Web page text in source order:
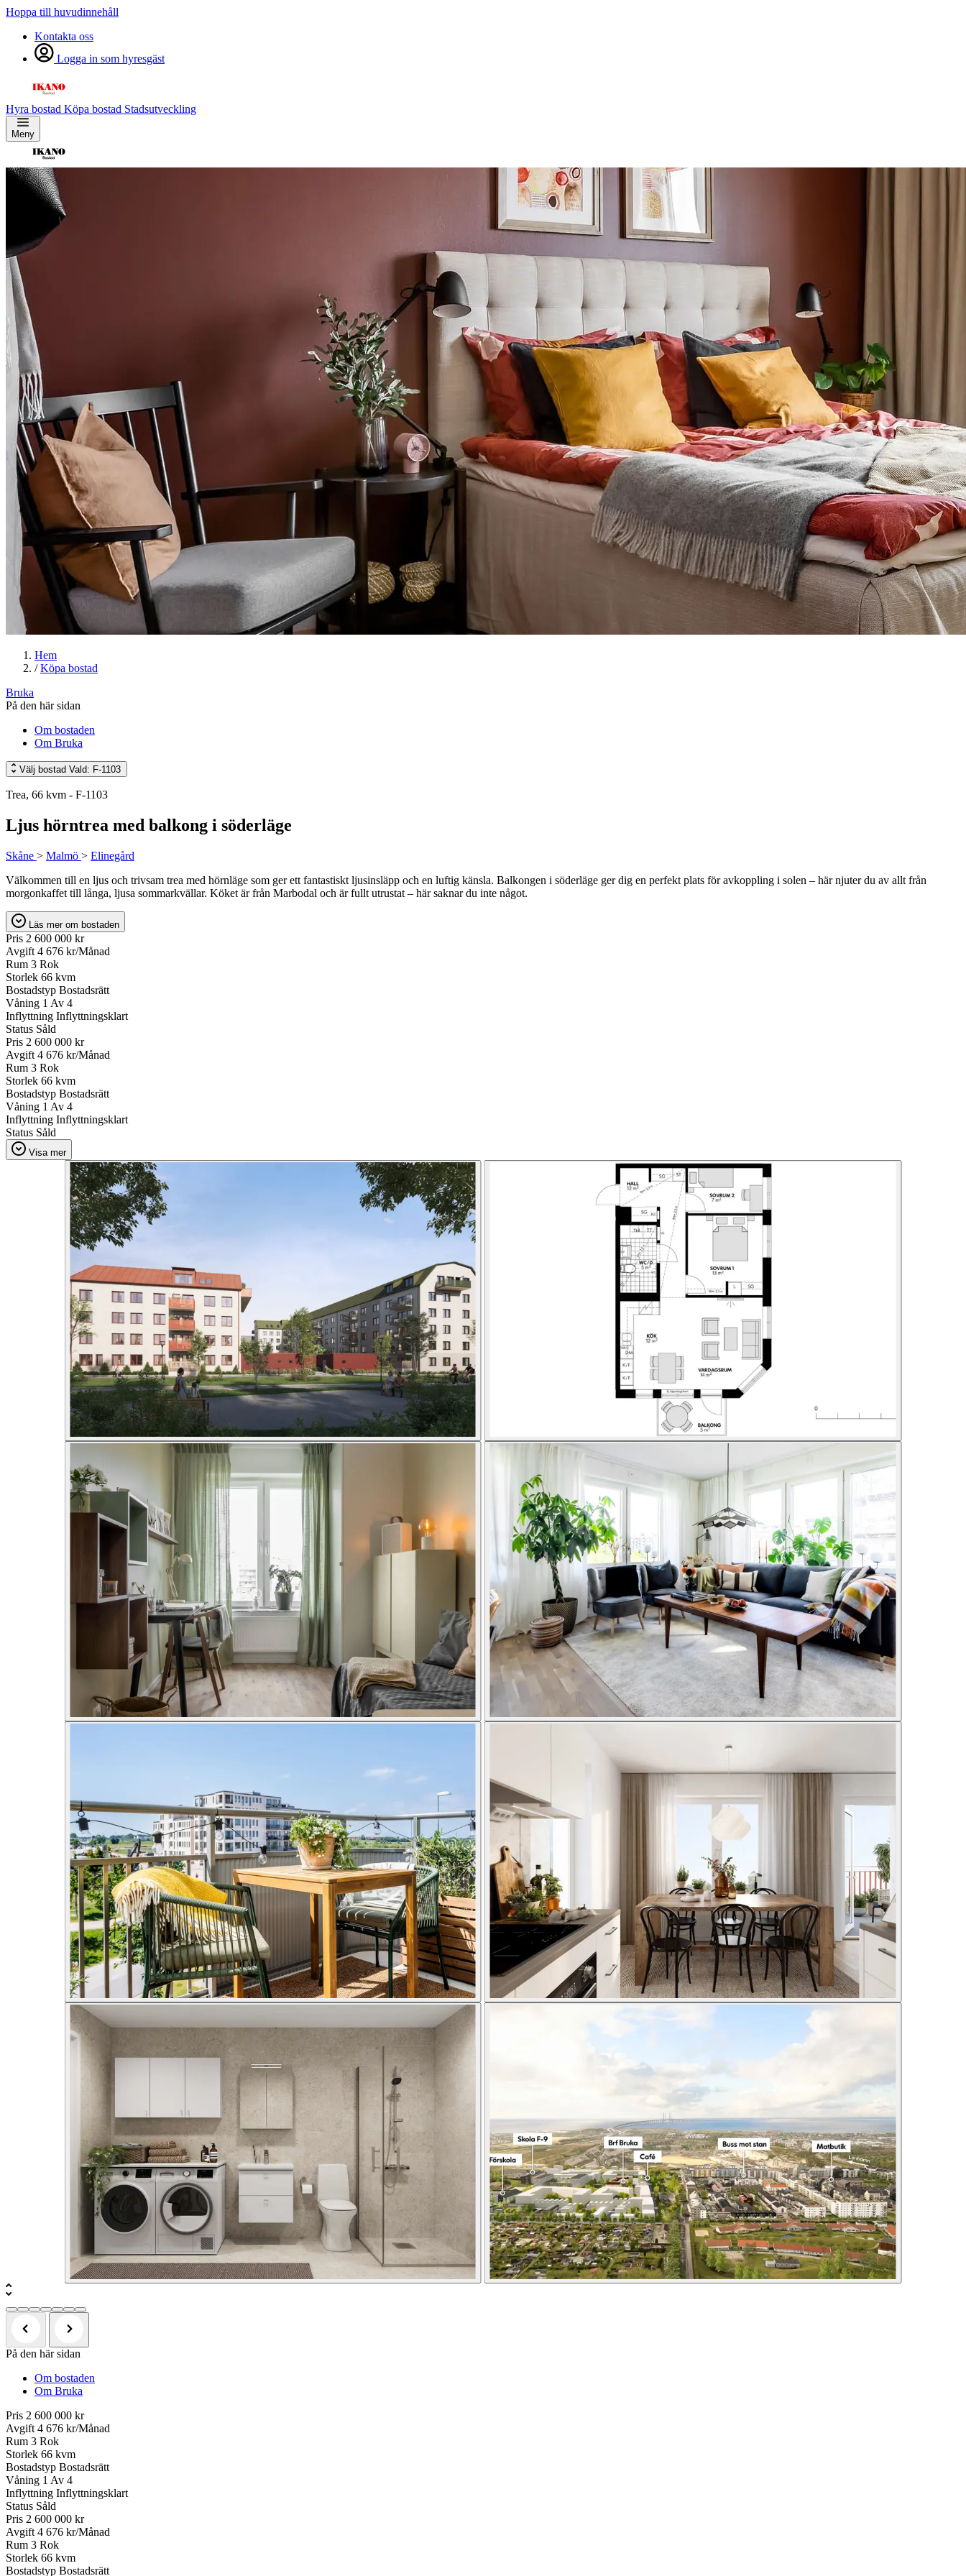
Hoppa till huvudinnehåll
Kontakta oss
Logga in som hyresgäst
Hyra bostad Köpa bostad Stadsutveckling
Meny
Hem
/ Köpa bostad
Bruka
På den här sidan
Om bostaden
Om Bruka
Välj bostad Vald: F-1103
Trea, 66 kvm - F-1103
Ljus hörntrea med balkong i söderläge
Skåne > Malmö > Elinegård
Välkommen till en ljus och trivsam trea med hörnläge som ger ett fantastiskt ljusinsläpp och en luftig känsla. Balkongen i söderläge ger dig en perfekt plats för avkoppling i solen – här njuter du av allt från
morgonkaffet till långa, ljusa sommarkvällar. Köket är från Marbodal och är fullt utrustat – här saknar du inte något.
Läs mer om bostaden
Pris 2 600 000 kr
Avgift 4 676 kr/Månad
Rum 3 Rok
Storlek 66 kvm
Bostadstyp Bostadsrätt
Våning 1 Av 4
Inflyttning Inflyttningsklart
Status Såld
Pris 2 600 000 kr
Avgift 4 676 kr/Månad
Rum 3 Rok
Storlek 66 kvm
Bostadstyp Bostadsrätt
Våning 1 Av 4
Inflyttning Inflyttningsklart
Status Såld
Visa mer
På den här sidan
Om bostaden
Om Bruka
Pris 2 600 000 kr
Avgift 4 676 kr/Månad
Rum 3 Rok
Storlek 66 kvm
Bostadstyp Bostadsrätt
Våning 1 Av 4
Inflyttning Inflyttningsklart
Status Såld
Pris 2 600 000 kr
Avgift 4 676 kr/Månad
Rum 3 Rok
Storlek 66 kvm
Bostadstyp Bostadsrätt